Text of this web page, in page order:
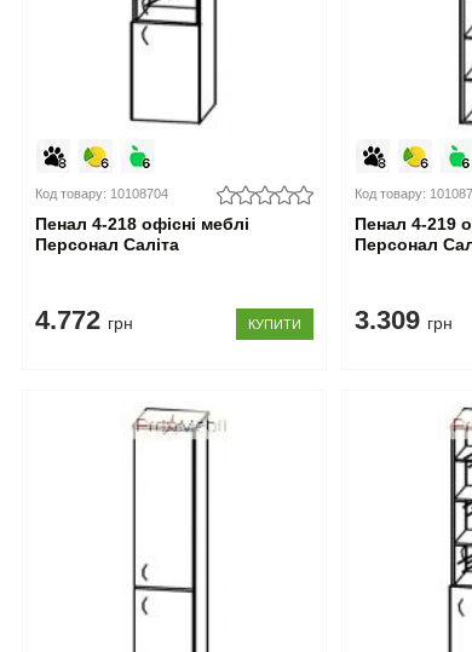
Код товару: 10108704
Пенал 4-218 офісні меблі
Персонал Саліта
4.772 грн КУПИТИ
Код товару:
Пенал 4-219
Персонал
3.309 грн